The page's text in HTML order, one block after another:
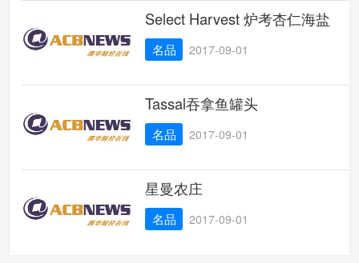
Select Harvest 炉考杏仁海盐
名品 2017-09-01
Tassal吞拿鱼罐头
名品 2017-09-01
星曼农庄
名品 2017-09-01